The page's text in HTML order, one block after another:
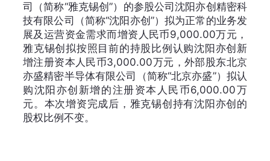
司（简称“雅克锡创”）的参股公司沈阳亦创精密科
技有限公司（简称“沈阳亦创”）拟为正常的业务发
展及运营资金需求而增资人民币9,000.00万元，
雅克锡创拟按照目前的持股比例认购沈阳亦创新
增注册资本人民币3,000.00万元，外部股东北京
亦盛精密半导体有限公司（简称“北京亦盛”）拟认
购沈阳亦创新增的注册资本人民币6,000.00万
元。本次增资完成后，雅克锡创持有沈阳亦创的
股权比例不变。